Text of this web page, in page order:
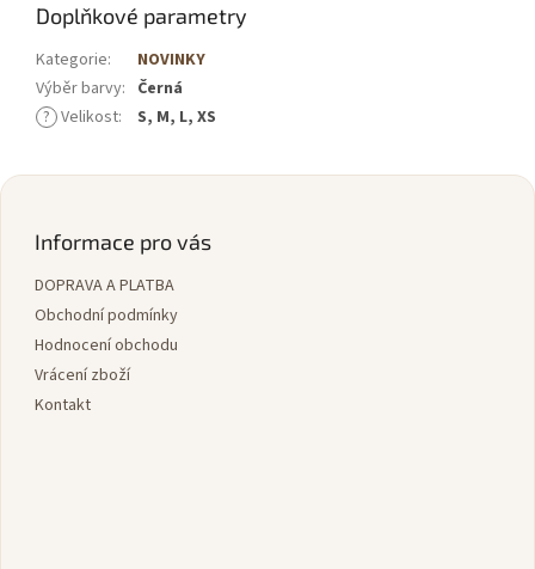
Doplňkové parametry
Kategorie:
NOVINKY
Výběr barvy: Černá
? Velikost: S, M, L, XS
Z
Informace pro vás
DOPRAVA A PLATBA
Obchodní podmínky
Hodnocení obchodu
Vrácení zboží
Kontakt